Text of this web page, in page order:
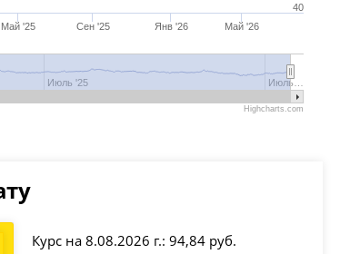
Май '25 Сен '25 Янв '26 Май '26
Июль '25 Июль…
40
Highcharts.com
Курс на 8.08.2026 г.: 94,84 руб.